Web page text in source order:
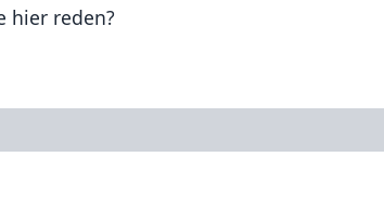
hier reden?